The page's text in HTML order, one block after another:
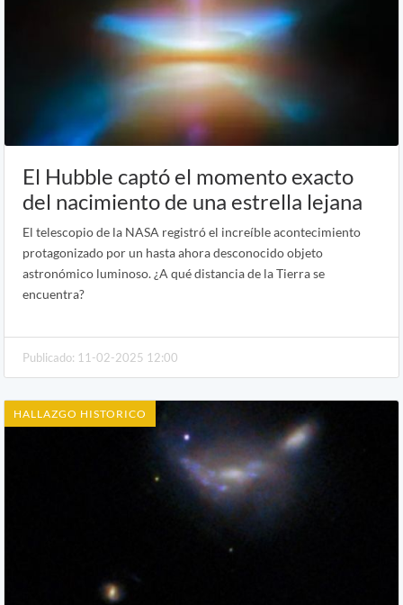
El Hubble captó el momento exacto
del nacimiento de una estrella lejana
El telescopio de la NASA registró el increíble acontecimiento
protagonizado por un hasta ahora desconocido objeto
astronómico luminoso. ¿A qué distancia de la Tierra se
encuentra?
Publicado: 11-02-2025 12:00
HALLAZGO HISTORICO